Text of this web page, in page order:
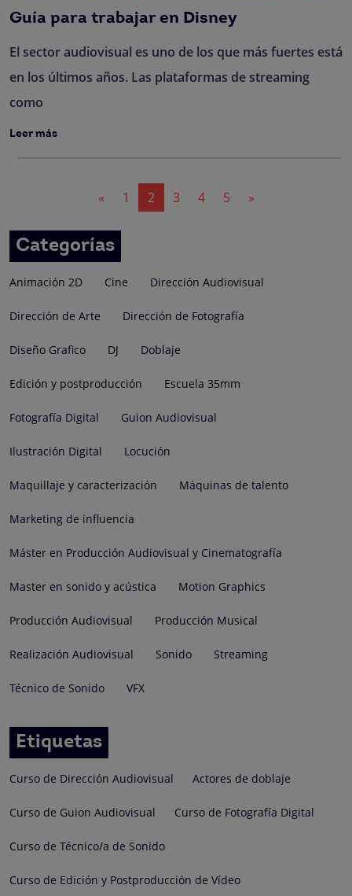
Guía para trabajar en Disney
El sector audiovisual es uno de los que más fuertes está
en los últimos años. Las plataformas de streaming
como
Leer más
entradas
« 1 2 3 4 5 »
Categorías
Animación 2D Cine Dirección Audiovisual
Dirección de Arte Dirección de Fotografía
Diseño Grafico DJ Doblaje
Edición y postproducción Escuela 35mm
Fotografía Digital Guion Audiovisual
Ilustración Digital Locución
Maquillaje y caracterización Máquinas de talento
Marketing de influencia
Máster en Producción Audiovisual y Cinematografía
Master en sonido y acústica Motion Graphics
Producción Audiovisual Producción Musical
Realización Audiovisual Sonido Streaming
Técnico de Sonido VFX
Etiquetas
Curso de Dirección Audiovisual Actores de doblaje
Curso de Guion Audiovisual Curso de Fotografía Digital
Curso de Técnico/a de Sonido
Curso de Edición y Postproducción de Vídeo